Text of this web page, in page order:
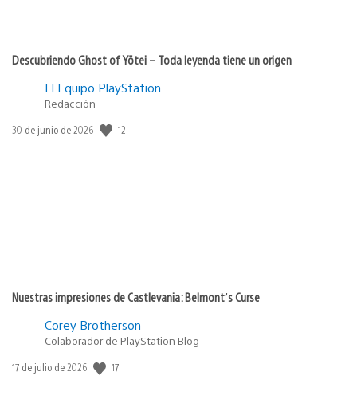
Descubriendo Ghost of Yōtei – Toda leyenda tiene un origen
El Equipo PlayStation
Redacción
Fecha
30 de junio de 2026 12
Nuestras impresiones de Castlevania: Belmont’s Curse
Corey Brotherson
Colaborador de PlayStation Blog
Fecha
17 de julio de 2026 17